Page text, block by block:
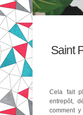
Saint
Cela fait
entrepôt,
comment